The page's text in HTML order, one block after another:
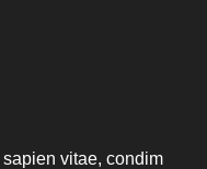
vitae, condim